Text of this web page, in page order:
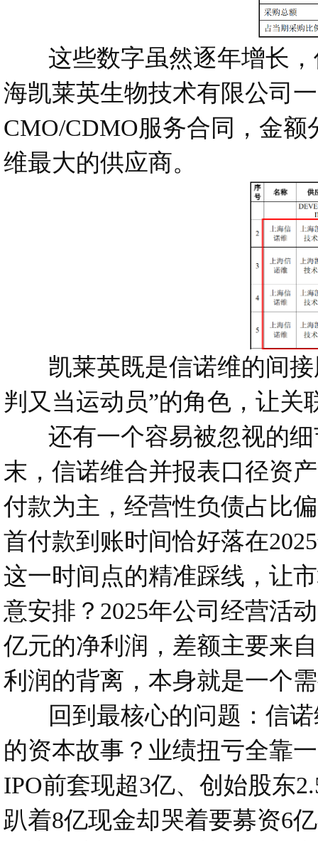
这些数字虽然逐年增长，
海凯莱英生物技术有限公司
CMO/CDMO服务合同，金额
维最大的供应商。
凯莱英既是信诺维的间接
判又当运动员”的角色，让
还有一个容易被忽视的细
末，信诺维合并报表口径资
付款为主，经营性负债占比
首付款到账时间恰好落在
这一时间点的精准踩线，让
意安排？2025年公司经营活
亿元的净利润，差额主要来
利润的背离，本身就是一个
回到最核心的问题：信诺
的资本故事？业绩扭亏全靠
IPO前套现超3亿、创始股东
趴着8亿现金却哭着要募资6